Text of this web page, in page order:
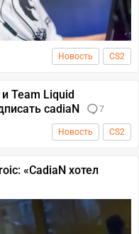
Новость CS2
Team Liquid
cadiaN
7
Новость CS2
«CadiaN хотел